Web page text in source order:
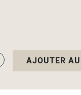
AJOUTER